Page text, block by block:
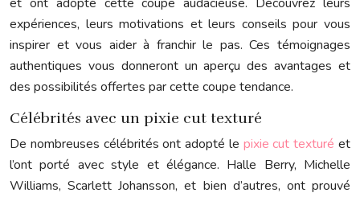
expériences, leurs motivations et leurs conseils pour vous
inspirer et vous aider à franchir le pas. Ces témoignages
authentiques vous donneront un aperçu des avantages et
des possibilités offertes par cette coupe tendance.
Célébrités avec un pixie cut texturé
De nombreuses célébrités ont adopté le pixie cut texturéet
l’ont porté avec style et élégance. Halle Berry, Michelle
Williams, Scarlett Johansson, et bien d’autres, ont prouvé